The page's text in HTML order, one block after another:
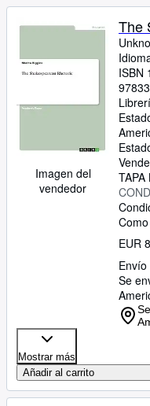
Imagen del
vendedor
The
ISBN
TAPA
EUR
Envío
Se
Mostrar más
Añadir al carrito